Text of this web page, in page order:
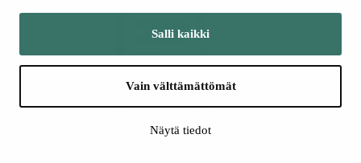
Salli kaikki
Vain välttämättömät
Näytä tiedot